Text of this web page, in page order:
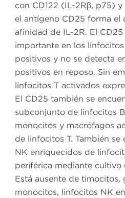
con CD122 (IL-2Rβ, p75)
el antígeno CD25 forma el
afinidad de IL-2R. El
importante en los
positivos y no se detecta
positivos en reposo. Sin
linfocitos T activados
El CD25 también se
subconjunto de linfocitos
monocitos y macrófagos
de linfocitos T. También
NK enriquecidos de
periférica mediante cultivo
Está ausente de timocitos,
monocitos, linfocitos NK